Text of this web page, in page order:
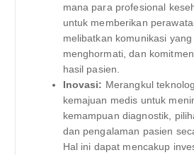
mana para profesional
untuk memberikan
melibatkan komunikasi
menghormati, dan
hasil pasien.
Inovasi: Merangkul
kemajuan medis untuk
kemampuan diagnostik,
dan pengalaman pasien
Hal ini dapat mencakup